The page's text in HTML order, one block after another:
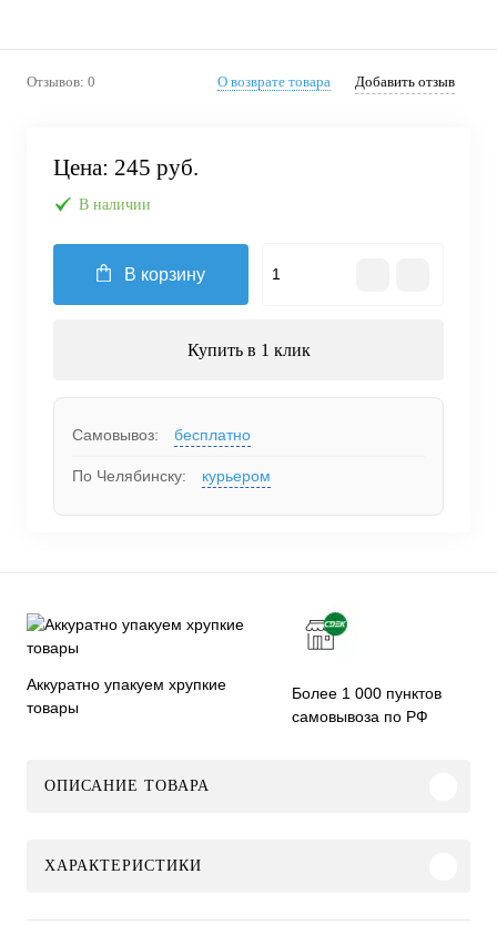
Отзывов: 0 О возврате товара Добавить отзыв
Цена: 245 руб.
В наличии
В корзину
Купить в 1 клик
Самовывоз: бесплатно
По Челябинску: курьером
Аккуратно упакуем хрупкие
товары
Более 1 000 пунктов
самовывоза по РФ
ОПИСАНИЕ ТОВАРА
ХАРАКТЕРИСТИКИ